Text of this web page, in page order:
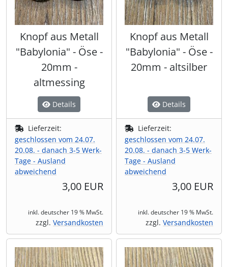
Knopf aus Metall
"Babylonia" - Öse -
20mm -
altmessing
Details
Lieferzeit:
geschlossen vom 24.07.
20.08. - danach 3-5 Werk-
Tage - Ausland
abweichend
3,00 EUR
inkl. deutscher 19 % MwSt.
zzgl. Versandkosten
Knopf aus Metall
"Babylonia" - Öse -
20mm - altsilber
Details
Lieferzeit:
geschlossen vom 24.07.
20.08. - danach 3-5 Werk-
Tage - Ausland
abweichend
3,00 EUR
inkl. deutscher 19 % MwSt.
zzgl. Versandkosten